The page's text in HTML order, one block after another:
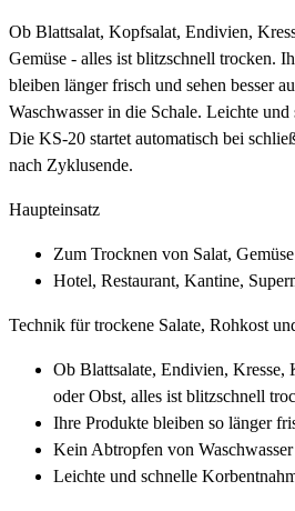
Ob Blattsalat, Kopfsalat, Endivien,
Gemüse - alles ist blitzschnell trocken.
bleiben länger frisch und sehen besser
Waschwasser in die Schale. Leichte
Die KS-20 startet automatisch bei
nach Zyklusende.
Haupteinsatz
Zum Trocknen von Salat,
Hotel, Restaurant, Kantine,
Technik für trockene Salate, Rohkost
Ob Blattsalate, Endivien, Kresse,
oder Obst, alles ist blitzschnell
Ihre Produkte bleiben so länger
Kein Abtropfen von
Leichte und schnelle